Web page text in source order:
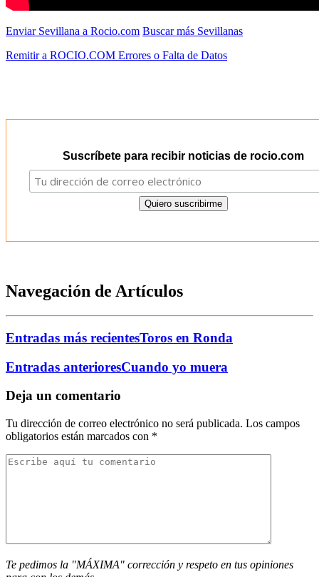
Enviar Sevillana a Rocio.com Buscar más Sevillanas
Remitir a ROCIO.COM Errores o Falta de Datos
Suscríbete para recibir noticias de rocio.com
Navegación de Artículos
Entradas más recientesToros en Ronda
Entradas anterioresCuando yo muera
Deja un comentario
Tu dirección de correo electrónico no será publicada. Los campos
obligatorios están marcados con *
Te pedimos la "MÁXIMA" corrección y respeto en tus opiniones